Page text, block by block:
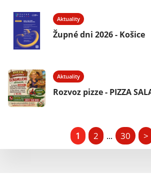
Aktuality
Župné dni 2026 - Košice
Aktuality
Rozvoz pizze - PIZZA
1 2 ... 30 >